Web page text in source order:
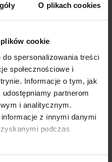
O plikach cookies
cookie
spersonalizowania treści
społecznościowe i
Informacje o tym, jak
partnerom
i analitycznym.
z innymi danymi
podczas
prowadzi biznes,
życiowa małżonków. Nie
nie jest... Zarówno w
ciężko przez większość
problemów biznesowych, to
wyzwań